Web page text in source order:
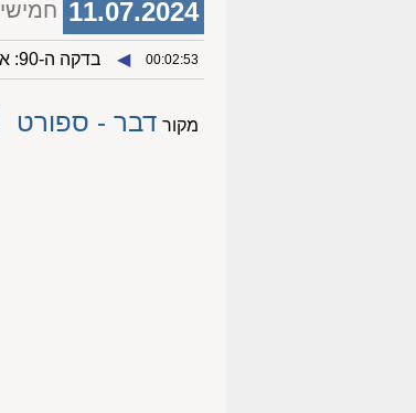
11.07.2024 חמישי
00:02:53
◀︎ בדקה ה-90: אנגליה ניצחה 1:2 את הולנד ועלתה לגמר היורו
מקור דבר - ספורט